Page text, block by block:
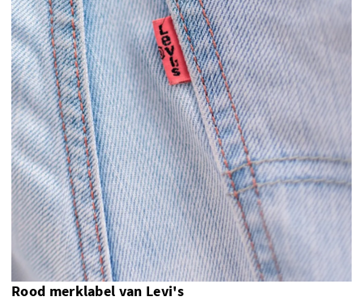
Rood merklabel van Levi's